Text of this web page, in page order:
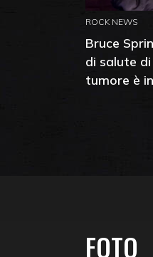
ROCK NEWS
Bruce
di salute
tumore è
FOTO